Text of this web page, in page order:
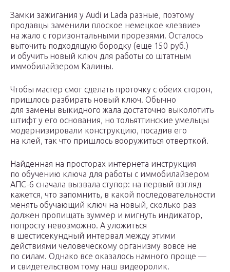
Замки зажигания у Audi и Lada разные, поэтому
продавцы заменили плоское немецкое «лезвие»
на жало с горизонтальными прорезями. Осталось
выточить подходящую бородку (еще 150 руб.)
и обучить новый ключ для работы со штатным
иммобилайзером Калины.
Чтобы мастер смог сделать проточку с обеих сторон,
пришлось разбирать новый ключ. Обычно
для замены выкидного жала достаточно выколотить
штифт у его основания, но тольяттинские умельцы
модернизировали конструкцию, посадив его
на клей, так что пришлось вооружиться отверткой.
Найденная на просторах интернета инструкция
по обучению ключа для работы с иммобилайзером
АПС-6 сначала вызвала ступор: на первый взгляд
кажется, что запомнить, в какой последовательности
менять обучающий ключ на новый, сколько раз
должен пропищать зуммер и мигнуть индикатор,
попросту невозможно. А уложиться
в шестисекундный интервал между этими
действиями человеческому организму вовсе не
по силам. Однако все оказалось намного проще —
и свидетельством тому наш видеоролик.